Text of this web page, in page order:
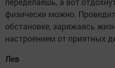
физически можно.
обстановке, заряжаясь
настроением от приятных
Лев